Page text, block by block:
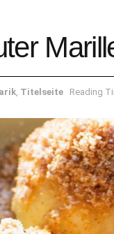
Titelseite Reading